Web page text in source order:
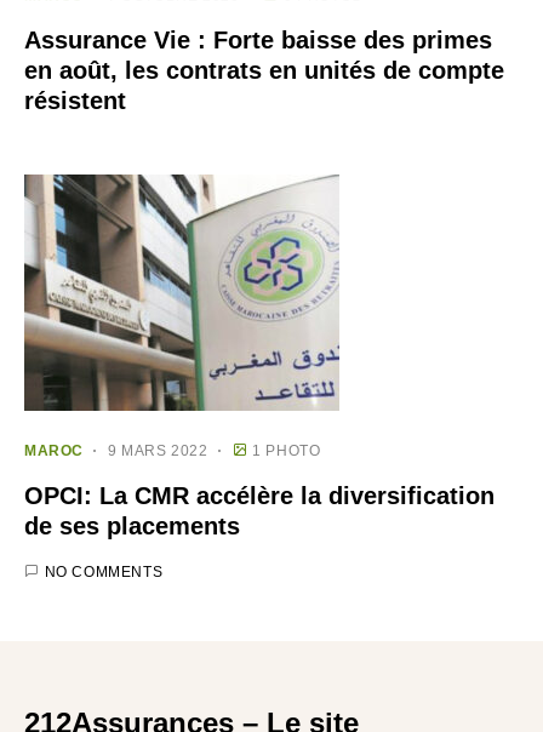
Assurance Vie : Forte baisse des primes
en août, les contrats en unités de compte
résistent
MAROC 9 MARS 2022 1 PHOTO
OPCI: La CMR accélère la diversification
de ses placements
NO COMMENTS
212Assurances – Le site